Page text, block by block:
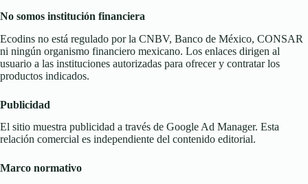
No somos institución financiera
Ecodins no está regulado por la CNBV, Banco de México, CONSAR
ni ningún organismo financiero mexicano. Los enlaces dirigen al
usuario a las instituciones autorizadas para ofrecer y contratar los
productos indicados.
Publicidad
El sitio muestra publicidad a través de Google Ad Manager. Esta
relación comercial es independiente del contenido editorial.
Marco normativo